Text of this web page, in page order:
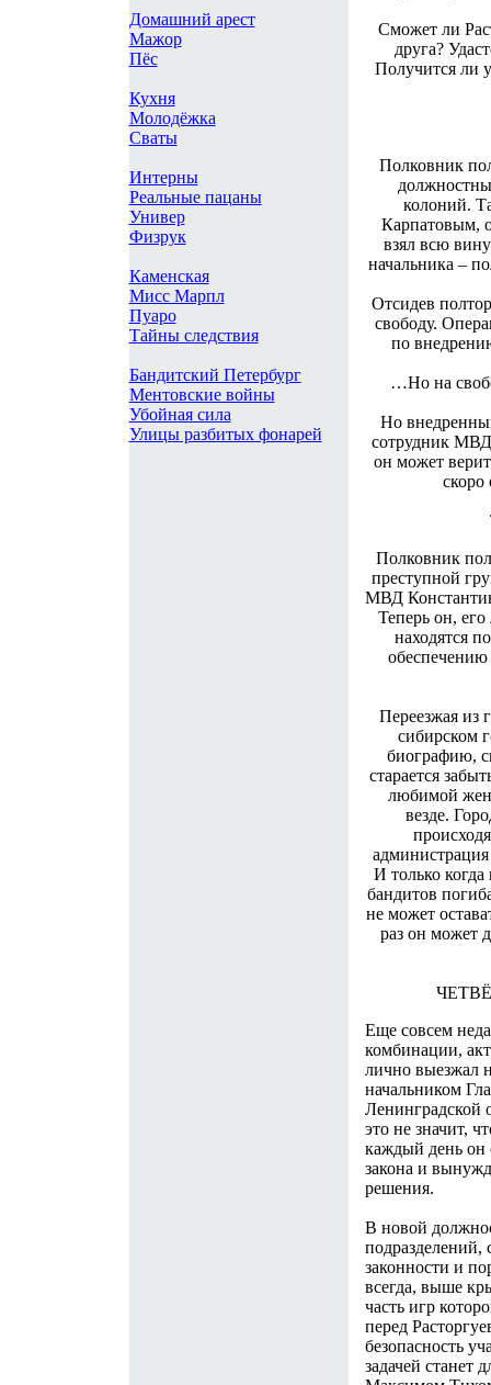
Домашний арест
Мажор
Пёс
Кухня
Молодёжка
Сваты
Интерны
Реальные пацаны
Универ
Физрук
Каменская
Мисс Марпл
Пуаро
Тайны следствия
Бандитский Петербург
Ментовские войны
Убойная сила
Улицы разбитых фонарей
Сможет ли
друга?
Получится ли
Полковник
колоний.
Карпатовым,
взял всю
начальника –
Отсидев
свободу.
по
…Но на
Но
сотрудник МВД
он может
Полковник
преступной
МВД
Теперь он,
находятся
обеспечению
Переезжая из
сибирском
биографию,
старается
любимой
везде.
администрация
И только
бандитов
не может
раз он может
Еще совсем
комбинации,
лично выезжал
начальником
Ленинградской
это не значит,
каждый день он
закона и
решения.
В новой
законности и
всегда, выше
часть игр
перед
безопасность
задачей станет